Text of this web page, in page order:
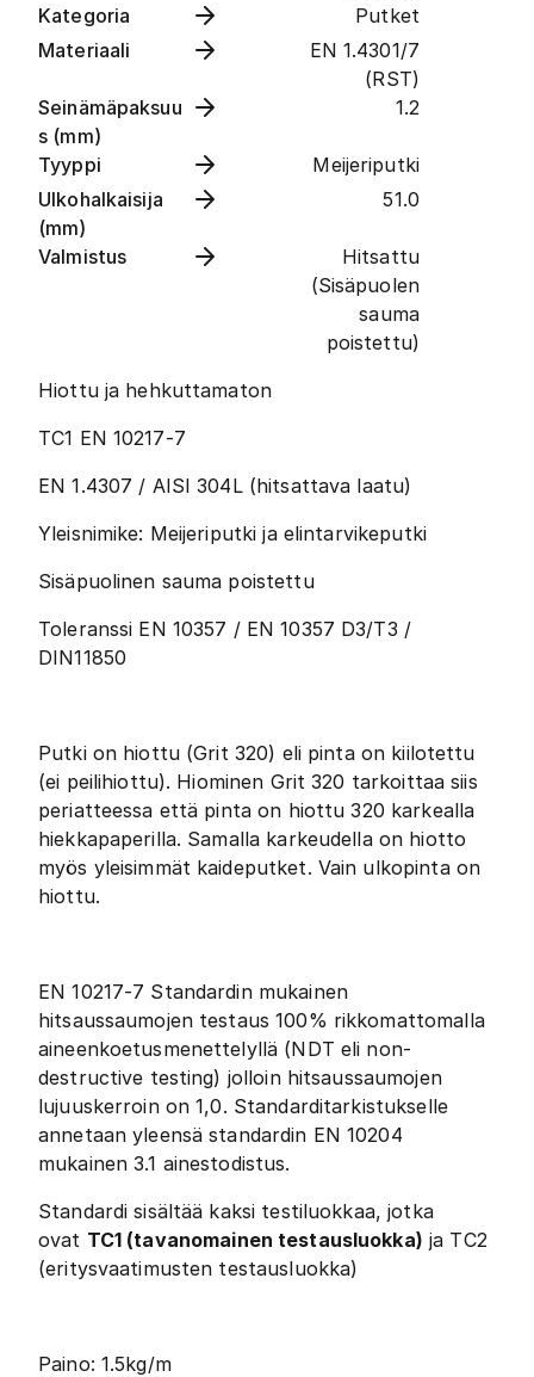
Kategoria
Putket
Materiaali
EN 1.4301/7
(RST)
Seinämäpaksuu
s (mm)
1.2
Tyyppi
Meijeriputki
Ulkohalkaisija
(mm)
51.0
Valmistus
Hitsattu
(Sisäpuolen
sauma
poistettu)
Hiottu ja hehkuttamaton
TC1 EN 10217-7
EN 1.4307 / AISI 304L (hitsattava laatu)
Yleisnimike: Meijeriputki ja elintarvikeputki
Sisäpuolinen sauma poistettu
Toleranssi EN 10357 / EN 10357 D3/T3 /
DIN11850
Putki on hiottu (Grit 320) eli pinta on kiilotettu
(ei peilihiottu). Hiominen Grit 320 tarkoittaa siis
periatteessa että pinta on hiottu 320 karkealla
hiekkapaperilla. Samalla karkeudella on hiotto
myös yleisimmät kaideputket. Vain ulkopinta on
hiottu.
EN 10217-7 Standardin mukainen
hitsaussaumojen testaus 100% rikkomattomalla
aineenkoetusmenettelyllä (NDT eli non-
destructive testing) jolloin hitsaussaumojen
lujuuskerroin on 1,0. Standarditarkistukselle
annetaan yleensä standardin EN 10204
mukainen 3.1 ainestodistus.
Standardi sisältää kaksi testiluokkaa, jotka
ovat TC1 (tavanomainen testausluokka) ja TC2
(eritysvaatimusten testausluokka)
Paino: 1.5kg/m